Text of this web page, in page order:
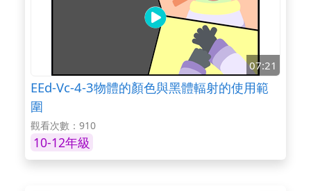
07:21
EEd-Vc-4-3物體的顏色與黑體輻射的使用範
圍
觀看次數：910
10-12年級